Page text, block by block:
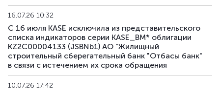
16.07.26 10:32
С 16 июля KASE исключила из представительского
списка индикаторов серии KASE_BM* облигации
KZ2C00004133 (JSBNb1) АО "Жилищный
строительный сберегательный банк "Отбасы банк"
в связи с истечением их срока обращения
10.07.26 17:42